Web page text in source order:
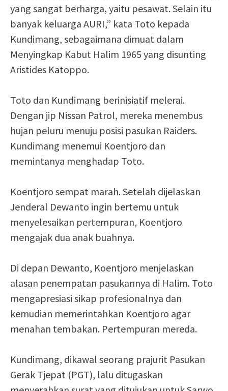
yang sangat berharga, yaitu pesawat. Selain itu
banyak keluarga AURI,” kata Toto kepada
Kundimang, sebagaimana dimuat dalam
Menyingkap Kabut Halim 1965 yang disunting
Aristides Katoppo.
Toto dan Kundimang berinisiatif melerai.
Dengan jip Nissan Patrol, mereka menembus
hujan peluru menuju posisi pasukan Raiders.
Kundimang menemui Koentjoro dan
memintanya menghadap Toto.
Koentjoro sempat marah. Setelah dijelaskan
Jenderal Dewanto ingin bertemu untuk
menyelesaikan pertempuran, Koentjoro
mengajak dua anak buahnya.
Di depan Dewanto, Koentjoro menjelaskan
alasan penempatan pasukannya di Halim. Toto
mengapresiasi sikap profesionalnya dan
kemudian memerintahkan Koentjoro agar
menahan tembakan. Pertempuran mereda.
Kundimang, dikawal seorang prajurit Pasukan
Gerak Tjepat (PGT), lalu ditugaskan